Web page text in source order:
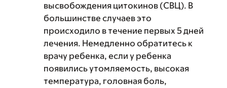
высвобождения цитокинов (СВЦ). В
большинстве случаев это
происходило в течение первых 5 дней
лечения. Немедленно обратитесь к
врачу ребенка, если у ребенка
появились утомляемость, высокая
температура, головная боль,